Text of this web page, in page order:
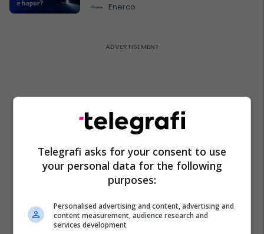
Enerco
Telegrafi asks for your consent to use
your personal data for the following
purposes:
Personalised advertising and content, advertising and
content measurement, audience research and
services development